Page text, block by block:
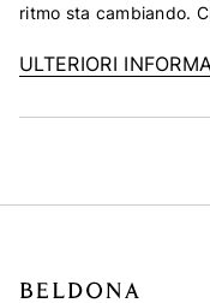
ritmo sta cambiando.
ULTERIORI